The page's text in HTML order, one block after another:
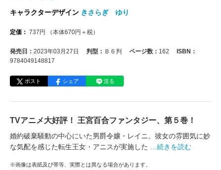
キャラクターデザイン きさらぎ ゆり
定価： 737 円 （本体670円＋税）
発売日： 2023年03月27日 判型： Ｂ６判 ページ数： 162
ISBN：
9784049148817
ポスト シェア 送る
TVアニメ大好評！ 王宮百合ファンタジー、第５巻！
婚約破棄騒動の中心にいた男爵令嬢・レイニ。彼女の雰囲気に妙
な気配を感じた転生王女・アニスが実施した
…続きを読む
※画像は表紙及び帯等、実際とは異なる場合があります。